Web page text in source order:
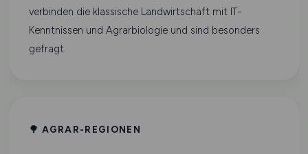
verbinden die klassische Landwirtschaft mit IT-
Kenntnissen und Agrarbiologie und sind besonders
gefragt.
🌳 AGRAR-REGIONEN